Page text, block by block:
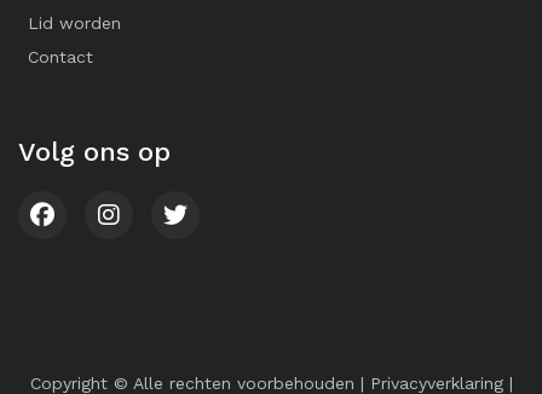
Lid worden
Contact
Volg ons op
Copyright © Alle rechten voorbehouden | Privacyverklaring|